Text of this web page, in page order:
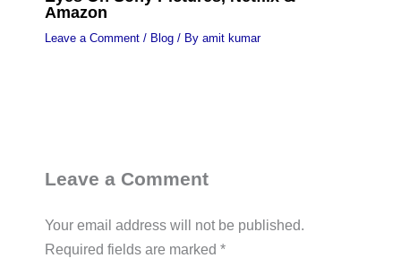
Amazon
Leave a Comment / Blog/ By amit kumar
Leave a Comment
Your email address will not be published.
Required fields are marked *